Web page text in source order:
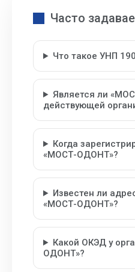
Часто
Что такое УНП
Является ли
действующей
Когда
«МОСТ-ОДОНТ»?
Известен ли
«МОСТ-ОДОНТ»?
Какой ОКЭД у
ОДОНТ»?